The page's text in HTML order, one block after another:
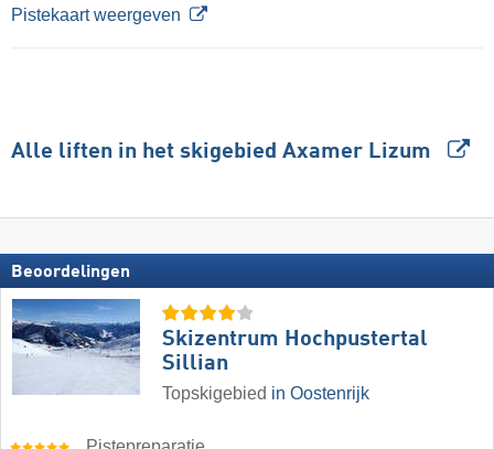
Pistekaart weergeven
Alle liften in het skigebied Axamer Lizum
Beoordelingen
Skizentrum Hochpustertal
Sillian
Topskigebied in Oostenrijk